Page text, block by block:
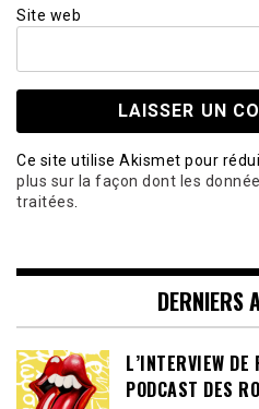
Site web
Ce site utilise Akismet pour
plus sur la façon dont les
traitées
DERNIERS
L’INTERVIEW
PODCAST DES